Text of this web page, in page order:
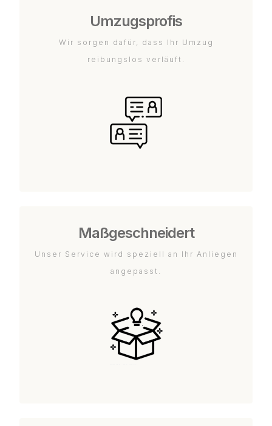
Umzugsprofis
Wir sorgen dafür, dass Ihr Umzug
reibungslos verläuft.
Maßgeschneidert
Unser Service wird speziell an Ihr Anliegen
angepasst.